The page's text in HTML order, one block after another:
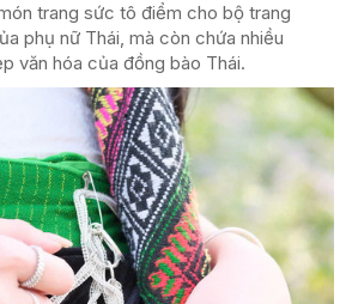
trang sức tô điểm cho bộ trang
phụ nữ Thái, mà còn chứa nhiều
văn hóa của đồng bào Thái.